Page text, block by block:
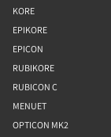
KORE
EPIKORE
EPICON
RUBIKORE
RUBICON C
MENUET
OPTICON MK2